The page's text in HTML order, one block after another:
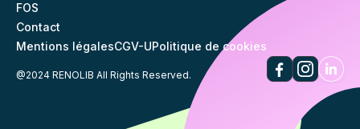
FOS
Contact
Mentions légalesCGV-UPolitique de cookies
@2024 RENOLIB All Rights Reserved.